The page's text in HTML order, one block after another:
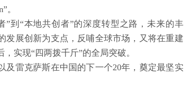
。
”到“本地共创者”的深度转型之路，未来的丰
发展创新为支点，反哺全球市场，又将在重建
实现“四两拨千斤”的全局突破。
及雷克萨斯在中国的下一个20年，奠定最坚实